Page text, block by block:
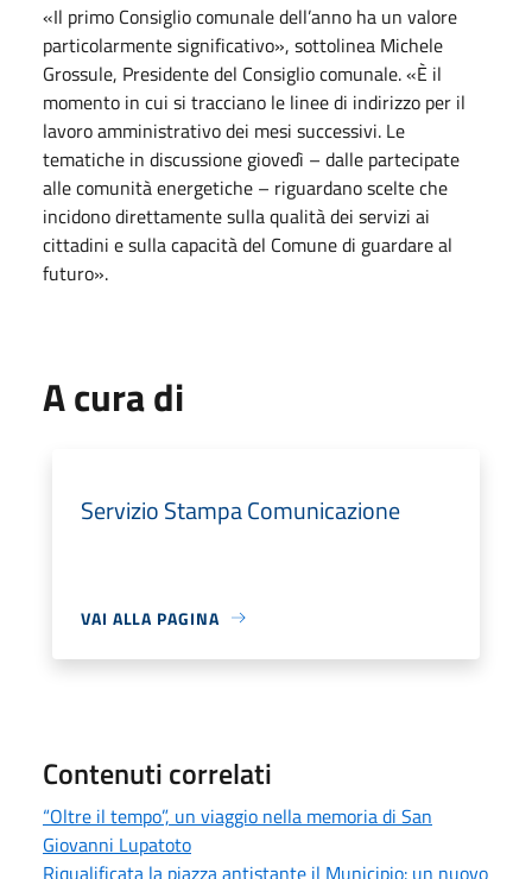
«Il primo Consiglio comunale dell’anno ha un valore
particolarmente significativo», sottolinea Michele
Grossule, Presidente del Consiglio comunale. «È il
momento in cui si tracciano le linee di indirizzo per il
lavoro amministrativo dei mesi successivi. Le
tematiche in discussione giovedì – dalle partecipate
alle comunità energetiche – riguardano scelte che
incidono direttamente sulla qualità dei servizi ai
cittadini e sulla capacità del Comune di guardare al
futuro».
A cura di
Servizio Stampa Comunicazione
VAI ALLA PAGINA
Contenuti correlati
“Oltre il tempo”, un viaggio nella memoria di San
Giovanni Lupatoto
Riqualificata la piazza antistante il Municipio: un nuovo